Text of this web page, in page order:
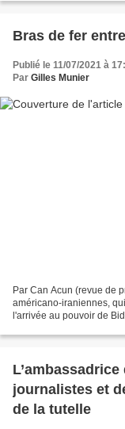
Bras de fer
Publié le 11/07/2021 à
Par Gilles Munier
Par Can Acun (revue de
américano-iraniennes,
l'arrivée au pouvoir de
journalistes et
de la tutelle